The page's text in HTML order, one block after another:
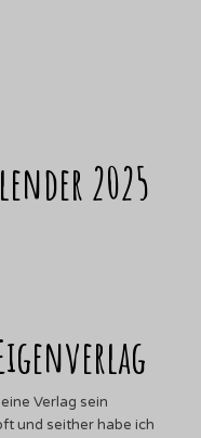
2025
Verlag sein
und seither habe ich